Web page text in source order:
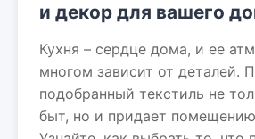
и декор для вашего
Кухня – сердце дома, и ее
многом зависит от деталей.
подобранный текстиль не
быт, но и придает